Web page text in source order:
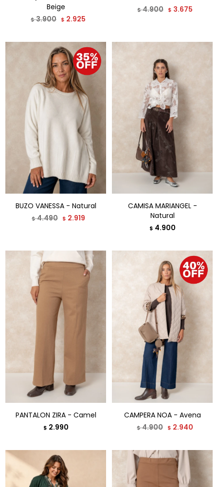
Beige
$3.900 $ 2.925
$4.900 $ 3.675
BUZO VANESSA - Natural
$4.490 $ 2.919
CAMISA MARIANGEL -
Natural
$ 4.900
PANTALON ZIRA - Camel
$ 2.990
CAMPERA NOA - Avena
$4.900 $ 2.940